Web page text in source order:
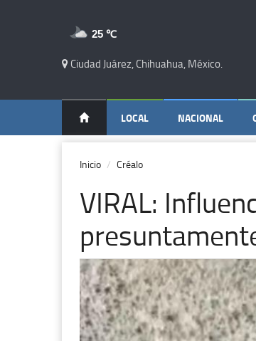
25 ℃
Ciudad Juárez, Chihuahua, México.
LOCAL NACIONAL
Inicio Créalo
VIRAL: